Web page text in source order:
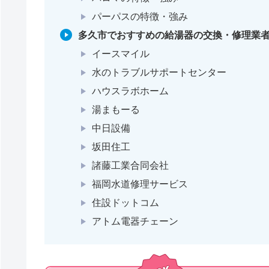
パーパスの特徴・強み
多久市でおすすめの給湯器の交換・修理業
イースマイル
水のトラブルサポートセンター
ハウスラボホーム
湯まもーる
中日設備
坂田住工
諸藤工業合同会社
福岡水道修理サービス
住設ドットコム
アトム電器チェーン